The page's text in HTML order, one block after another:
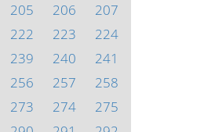
205 206
207
222 223
224
239 240
241
256 257
258
273 274
275